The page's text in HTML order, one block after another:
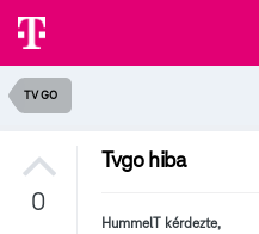
TV GO
0
Tvgo hiba
HummelT kérdezte,